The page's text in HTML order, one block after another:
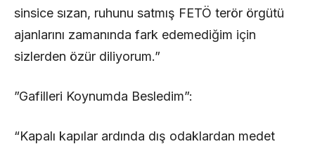
sinsice sızan, ruhunu satmış FETÖ terör örgütü
ajanlarını zamanında fark edemediğim için
sizlerden özür diliyorum.”
​”Gafilleri Koynumda Besledim”:
“Kapalı kapılar ardında dış odaklardan medet